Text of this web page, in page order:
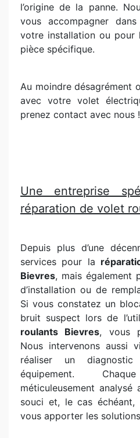
l’origine de la panne.
vous accompagner
votre installation ou pour
pièce spécifique.
Au moindre désagrément
avec votre volet
prenez contact avec nous !
Une entreprise
réparation de volet
Depuis plus d’une
services pour la
Bievres, mais également
d’installation ou de
Si vous constatez un
bruit suspect lors de
roulants Bievres, vous
Nous intervenons aussi
réaliser un
équipement.
méticuleusement
souci et, le cas échéant,
vous apporter les